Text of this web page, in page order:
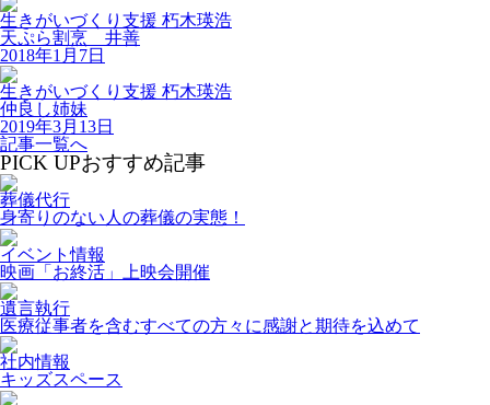
生きがいづくり支援 朽木瑛浩
天ぷら割烹 井善
2018年1月7日
生きがいづくり支援 朽木瑛浩
仲良し姉妹
2019年3月13日
記事一覧へ
PICK UPおすすめ記事
葬儀代行
身寄りのない人の葬儀の実態！
イベント情報
映画「お終活」上映会開催
遺言執行
医療従事者を含むすべての方々に感謝と期待を込めて
社内情報
キッズスペース